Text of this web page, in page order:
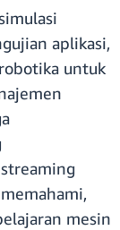
aplikasi,
untuk
mesin